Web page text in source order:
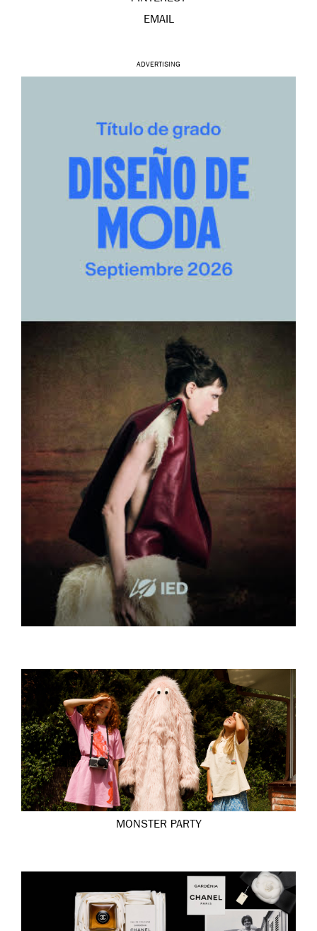
EMAIL
ADVERTISING
MONSTER PARTY